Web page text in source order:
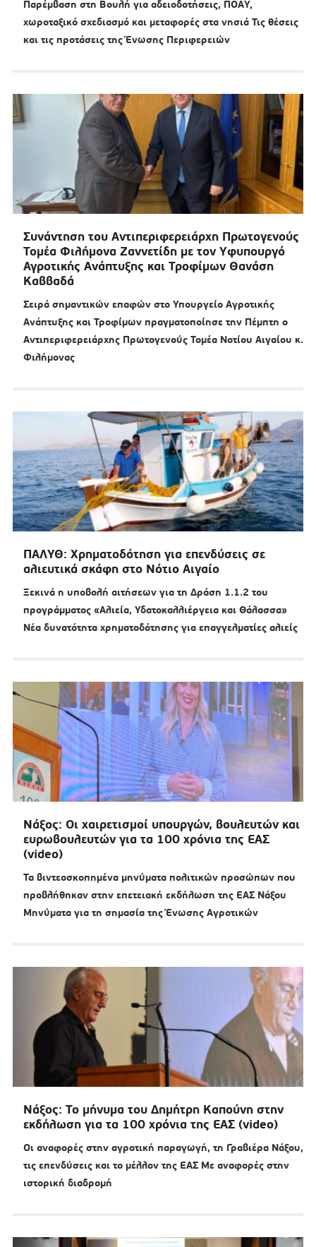
Παρέμβαση στη Βουλή για αδειοδοτήσεις, ΠΟΑΥ,
χωροταξικό σχεδιασμό και μεταφορές στα νησιά Τις θέσεις
και τις προτάσεις της Ένωσης Περιφερειών
Συνάντηση του Αντιπεριφερειάρχη Πρωτογενούς
Τομέα Φιλήμονα Ζαννετίδη με τον Υφυπουργό
Αγροτικής Ανάπτυξης και Τροφίμων Θανάση
Καββαδά
Σειρά σημαντικών επαφών στο Υπουργείο Αγροτικής
Ανάπτυξης και Τροφίμων πραγματοποίησε την Πέμπτη ο
Αντιπεριφερειάρχης Πρωτογενούς Τομέα Νοτίου Αιγαίου κ.
Φιλήμονας
ΠΑΛΥΘ: Χρηματοδότηση για επενδύσεις σε
αλιευτικά σκάφη στο Νότιο Αιγαίο
Ξεκινά η υποβολή αιτήσεων για τη Δράση 1.1.2 του
προγράμματος «Αλιεία, Υδατοκαλλιέργεια και Θάλασσα»
Νέα δυνατότητα χρηματοδότησης για επαγγελματίες αλιείς
Νάξος: Οι χαιρετισμοί υπουργών, βουλευτών και
ευρωβουλευτών για τα 100 χρόνια της ΕΑΣ
(video)
Τα βιντεοσκοπημένα μηνύματα πολιτικών προσώπων που
προβλήθηκαν στην επετειακή εκδήλωση της ΕΑΣ Νάξου
Μηνύματα για τη σημασία της Ένωσης Αγροτικών
Νάξος: Το μήνυμα του Δημήτρη Καπούνη στην
εκδήλωση για τα 100 χρόνια της ΕΑΣ (video)
Οι αναφορές στην αγροτική παραγωγή, τη Γραβιέρα Νάξου,
τις επενδύσεις και το μέλλον της ΕΑΣ Με αναφορές στην
ιστορική διαδρομή